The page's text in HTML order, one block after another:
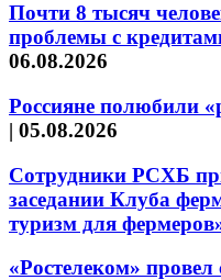
Почти 8 тысяч
проблемы с
06.08.2026
Россияне полюбили
| 05.08.2026
Сотрудники РСХБ
заседании Клуба
туризм для
«Ростелеком»